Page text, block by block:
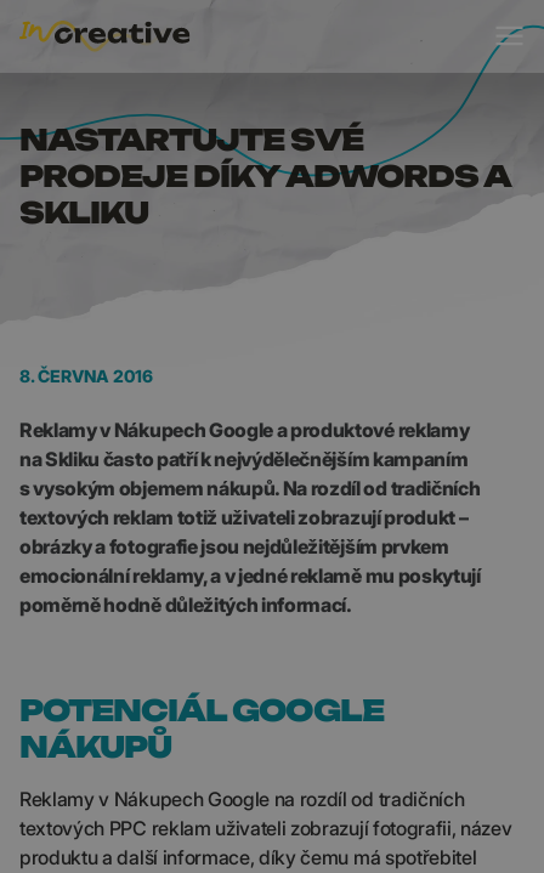
NASTARTUJTE SVÉ
NASTARTUJTE SVÉ
PRODEJE DÍKY ADWORDS A
SKLIKU
8. ČERVNA 2016
Reklamy v Nákupech Google a produktové reklamy
na Skliku často patří k nejvýdělečnějším kampaním
s vysokým objemem nákupů. Na rozdíl od tradičních
textových reklam totiž uživateli zobrazují produkt –
obrázky a fotografie jsou nejdůležitějším prvkem
emocionální reklamy, a v jedné reklamě mu poskytují
poměrně hodně důležitých informací.
POTENCIÁL GOOGLE
NÁKUPŮ
Reklamy v Nákupech Google na rozdíl od tradičních
textových PPC reklam uživateli zobrazují fotografii, název
produktu a další informace, díky čemu má spotřebitel